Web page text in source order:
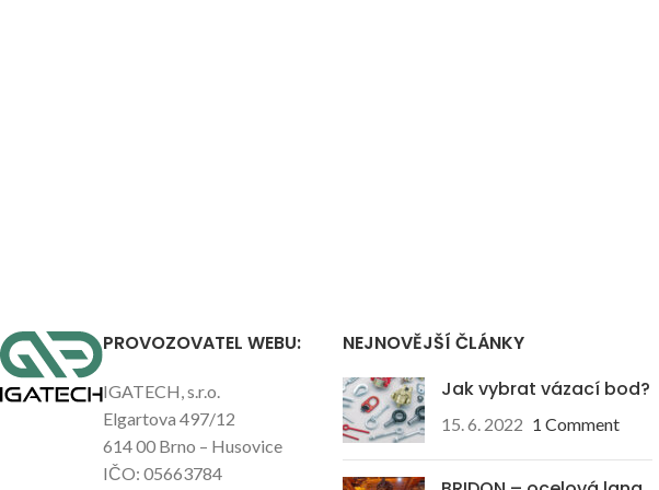
PROVOZOVATEL WEBU:
IGATECH, s.r.o.
Elgartova 497/12
614 00 Brno – Husovice
IČO: 05663784
NEJNOVĚJŠÍ ČLÁNKY
Jak vybrat vázací bod?
15. 6. 2022 1 Comment